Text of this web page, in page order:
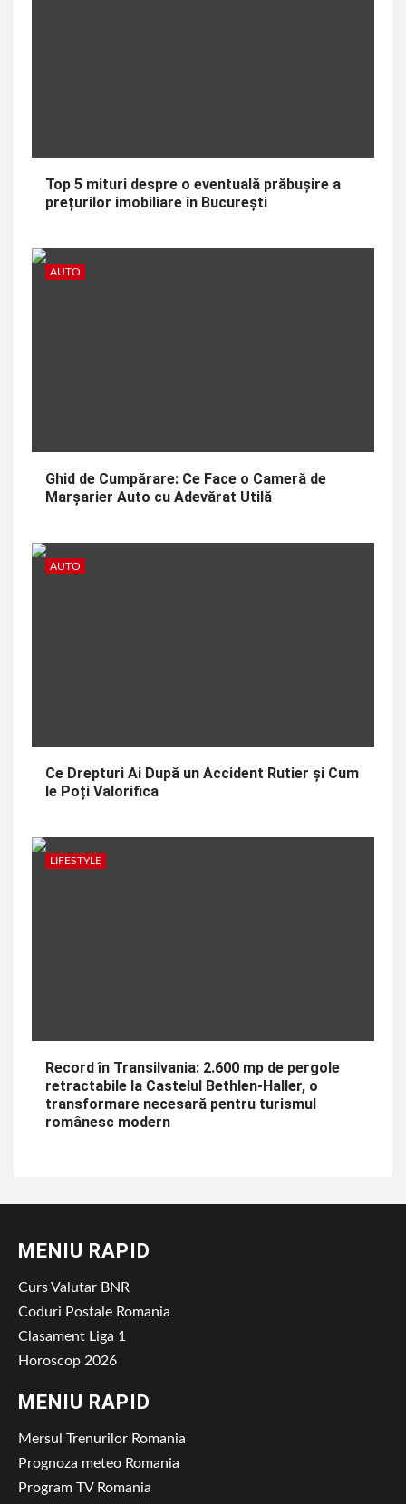
Top 5 mituri despre o eventuală prăbușire a
prețurilor imobiliare în București
AUTO
Ghid de Cumpărare: Ce Face o Cameră de
Marșarier Auto cu Adevărat Utilă
AUTO
Ce Drepturi Ai După un Accident Rutier și Cum
le Poți Valorifica
LIFESTYLE
Record în Transilvania: 2.600 mp de pergole
retractabile la Castelul Bethlen-Haller, o
transformare necesară pentru turismul
românesc modern
MENIU RAPID
Curs Valutar BNR
Coduri Postale Romania
Clasament Liga 1
Horoscop 2026
MENIU RAPID
Mersul Trenurilor Romania
Prognoza meteo Romania
Program TV Romania